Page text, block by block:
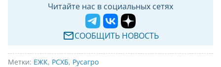
Читайте нас в социальных сетях
СООБЩИТЬ НОВОСТЬ
Метки: ЕЖК, РСХБ, Русагро